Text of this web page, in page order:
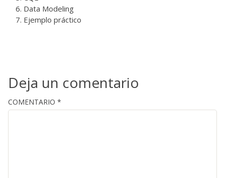
Data Modeling
Ejemplo práctico
Deja un comentario
COMENTARIO *